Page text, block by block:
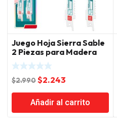
Juego Hoja Sierra Sable
2 Piezas para Madera
Total
$2.990El
precio
original
era:
$2.243
precio
actual
es:
Añadir al carrito